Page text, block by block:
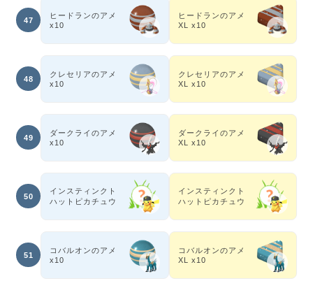
47
ヒードランのアメ
x10
ヒードランのアメ
XL x10
48
クレセリアのアメ
x10
クレセリアのアメ
XL x10
49
ダークライのアメ
x10
ダークライのアメ
XL x10
50
インスティンクト
ハットピカチュウ
インスティンクト
ハットピカチュウ
51
コバルオンのアメ
x10
コバルオンのアメ
XL x10